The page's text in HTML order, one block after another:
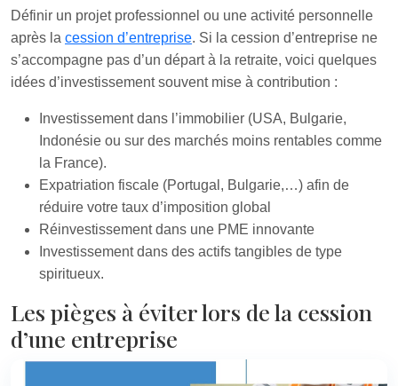
Définir un projet professionnel ou une activité personnelle
après la cession d’entreprise. Si la cession d’entreprise ne
s’accompagne pas d’un départ à la retraite, voici quelques
idées d’investissement souvent mise à contribution :
Investissement dans l’immobilier (USA, Bulgarie,
Indonésie ou sur des marchés moins rentables comme
la France).
Expatriation fiscale (Portugal, Bulgarie,…) afin de
réduire votre taux d’imposition global
Réinvestissement dans une PME innovante
Investissement dans des actifs tangibles de type
spiritueux.
Les pièges à éviter lors de la cession
d’une entreprise